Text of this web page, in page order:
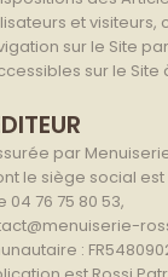
et visiteurs,
sur le Site
sur le Site
par
le siège social est
76 75 80 53,
: